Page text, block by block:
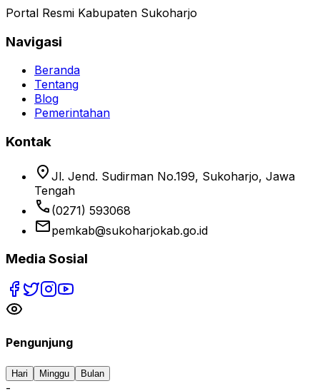
Portal Resmi Kabupaten Sukoharjo
Navigasi
Beranda
Tentang
Blog
Pemerintahan
Kontak
location_on Jl. Jend. Sudirman No.199, Sukoharjo, Jawa
Tengah
phone (0271) 593068
emailpemkab@sukoharjokab.go.id
Media Sosial
Pengunjung
Hari Minggu Bulan
-